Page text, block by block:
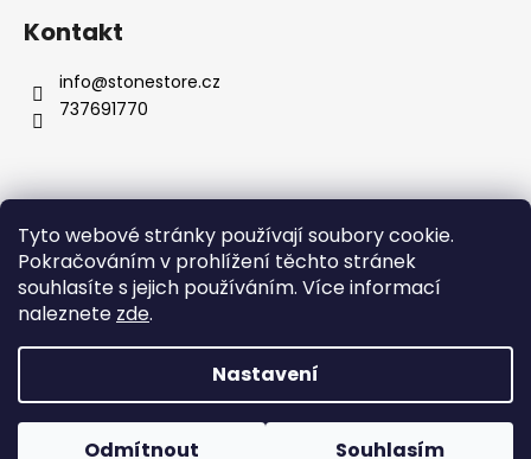
Tyto webové stránky používají soubory cookie.
Pokračováním v prohlížení těchto stránek
souhlasíte s jejich používáním. Více informací
naleznete zde.
Nastavení
Odmítnout Souhlasím
Kontakt
info@stonestore.cz
737691770
Obchodní podmínky Podmínky ochrany osobních údajů
Velkoobchod
Kontakty
Copyright 2026STONESTORE. Všechna práva vyhrazena.
Upravit nastavení cookies